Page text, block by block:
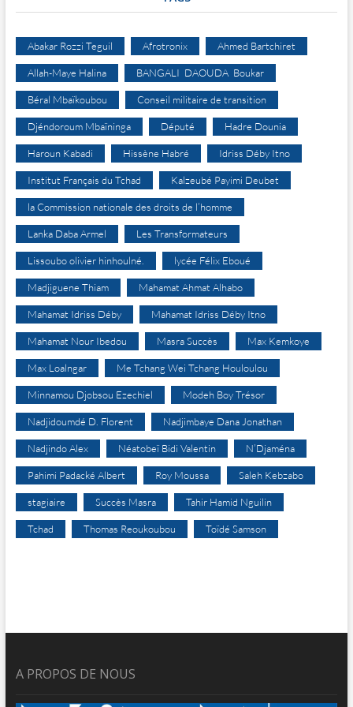
Abakar Rozzi Teguil Afrotronix Ahmed Bartchiret
Allah-Maye Halina BANGALI DAOUDA Boukar
Béral Mbaïkoubou Conseil militaire de transition
Djéndoroum Mbaïninga Député Hadre Dounia
Haroun Kabadi Hissène Habré Idriss Déby Itno
Institut Français du Tchad Kalzeubé Payimi Deubet
la Commission nationale des droits de l’homme
Lanka Daba Armel Les Transformateurs
Lissoubo olivier hinhoulné. lycée Félix Eboué
Madjiguene Thiam Mahamat Ahmat Alhabo
Mahamat Idriss Déby Mahamat Idriss Déby Itno
Mahamat Nour Ibedou Masra Succès Max Kemkoye
Max Loalngar Me Tchang Wei Tchang Houloulou
Minnamou Djobsou Ezechiel Modeh Boy Trésor
Nadjidoumdé D. Florent Nadjimbaye Dana Jonathan
Nadjindo Alex Néatobeï Bidi Valentin N’Djaména
Pahimi Padacké Albert Roy Moussa Saleh Kebzabo
stagiaire Succès Masra Tahir Hamid Nguilin
Tchad Thomas Reoukoubou Toïdé Samson
A PROPOS DE NOUS